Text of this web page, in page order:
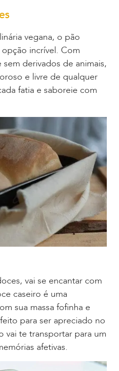
vegana, o pão
incrível. Com
derivados de animais,
e livre de qualquer
fatia e saboreie com
vai se encantar com
caseiro é uma
sua massa fofinha e
para ser apreciado no
vai te transportar para um
afetivas.